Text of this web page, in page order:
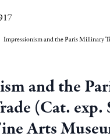
and the
(Cat. exp.
Arts